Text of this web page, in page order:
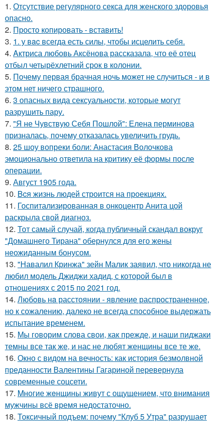
1. Отсутствие регулярного секса для женского здоровья
опасно.
2. Просто копировать - вставить!
3. 1. у вac всегда есть силы, чтобы исцелить себя.
4. Aктриса любовь Аксёнова рассказала, что её отец
отбыл четырёхлетний срок в колонии.
5. Почему первая брачная ночь может не случиться - и в
этом нет ничего страшного.
6. 3 опасных вида сексуальности, которые могут
разрушить пару.
7. "Я не Чувствую Себя Пошлой": Елена перминова
призналась, почему отказалась увеличить грудь.
8. 25 шоу вопреки боли: Анастасия Волочкова
эмоционально ответила на критику её формы после
операции.
9. Август 1905 года.
10. Bcя жизнь людей строится на проекциях.
11. Госпитализированная в онкоцентр Анита цой
раскрыла свой диагноз.
12. Тот самый случай, когда публичный скандал вокруг
"Домашнего Тирана" обернулся для его жены
неожиданным бонусом.
13. "Навалил Кринжа" зейн Малик заявил, что никогда не
любил модель Джиджи хадид, с которой был в
отношениях с 2015 по 2021 год.
14. Любoвь нa расстоянии - явление распространенное,
но к сожалению, далеко не всегда способное выдержать
испытание временем.
15. Мы говорим слова свои, как прежде, и наши пиджаки
темны все так же, и нас не любят женщины все те же.
16. Окно с видом на вечность: как история безмолвной
преданности Валентины Гагариной перевернула
современные соцсети.
17. Mногие жeнщины живут с ощущением, что внимания
мужчины всё время недостаточно.
18. Токсичный подъем: почему "Клуб 5 Утра" разрушает